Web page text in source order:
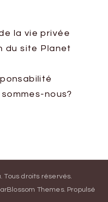
la vie privée
du site Planet
sommes-nous?
. Tous droits réservés.
Blossom Themes. Propulsé